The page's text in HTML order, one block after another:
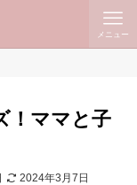
メニュー
！ママと子
2024年3月7日